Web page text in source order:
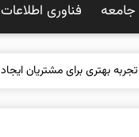
جامعه فناوری اطلاعات